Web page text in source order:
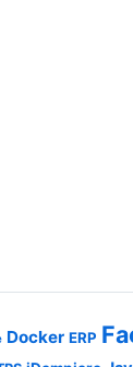
Docker ERP